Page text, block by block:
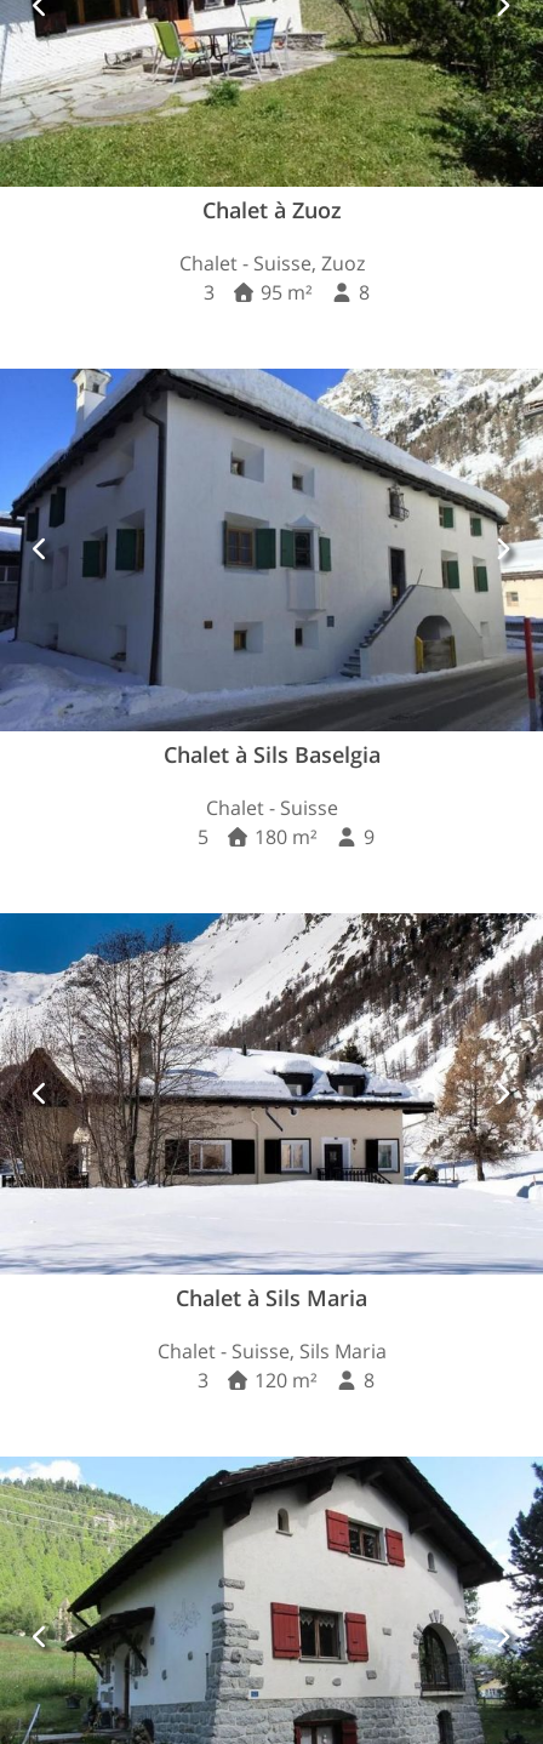
Chalet à Zuoz
Chalet - Suisse, Zuoz
3
95 m² 8
Chalet à Sils Baselgia
Chalet - Suisse
5
180 m² 9
Chalet à Sils Maria
Chalet - Suisse, Sils Maria
3
120 m² 8